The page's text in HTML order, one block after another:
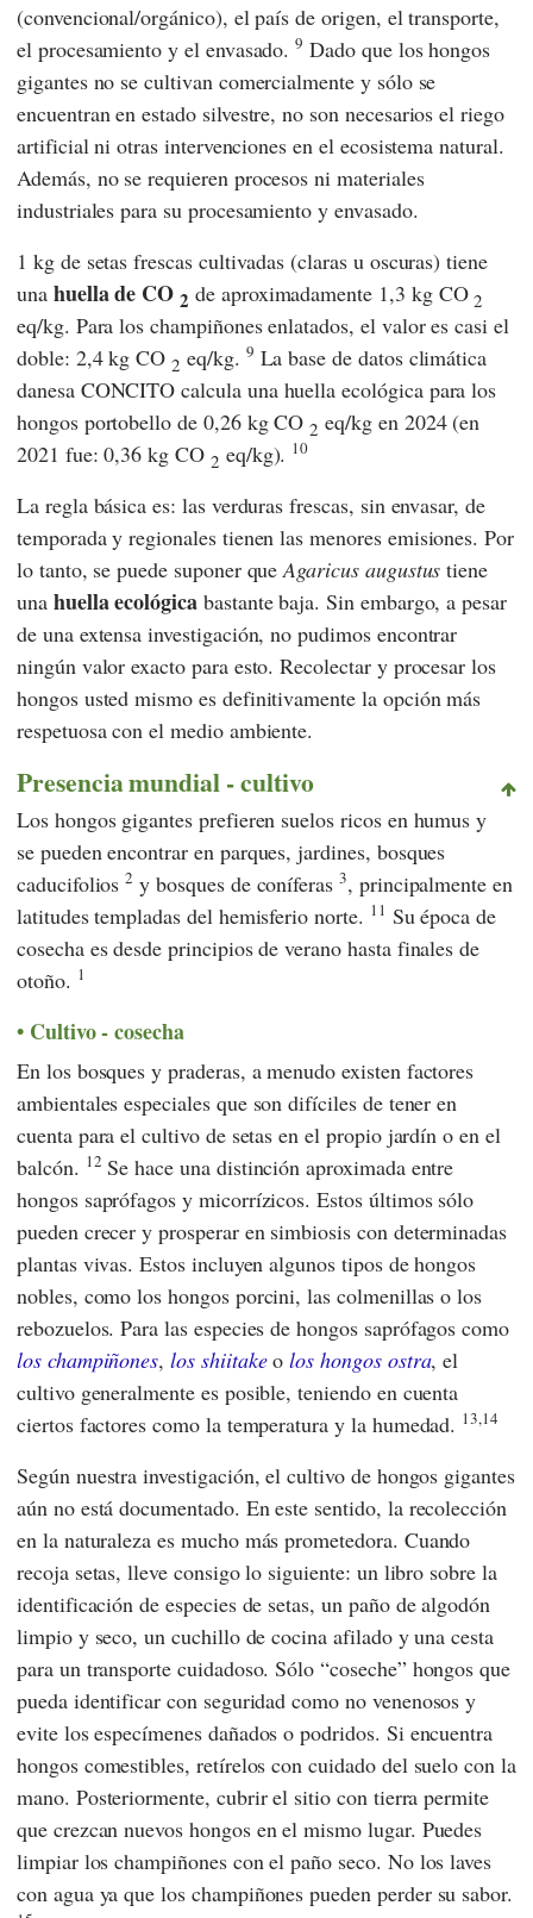
(convencional/orgánico), el país de origen, el transporte,
el procesamiento y el envasado.9 Dado que los hongos
gigantes no se cultivan comercialmente y sólo se
encuentran en estado silvestre, no son necesarios el riego
artificial ni otras intervenciones en el ecosistema natural.
Además, no se requieren procesos ni materiales
industriales para su procesamiento y envasado.
1 kg de setas frescas cultivadas (claras u oscuras) tiene
una huella de CO2 de aproximadamente 1,3 kg CO2
eq/kg. Para los champiñones enlatados, el valor es casi el
doble: 2,4 kg CO2 eq/kg. 9 La base de datos climática
danesa CONCITO calcula una huella ecológica para los
hongos portobello de 0,26 kg CO2 eq/kg en 2024 (en
2021 fue: 0,36 kg CO 2 eq/kg). 10
La regla básica es: las verduras frescas, sin envasar, de
temporada y regionales tienen las menores emisiones. Por
lo tanto, se puede suponer queAgaricus augustus tiene
una huella ecológicabastante baja. Sin embargo, a pesar
de una extensa investigación, no pudimos encontrar
ningún valor exacto para esto. Recolectar y procesar los
hongos usted mismo es definitivamente la opción más
respetuosa con el medio ambiente.
Presencia mundial - cultivo
Los hongos gigantes prefieren suelos ricos en humus y
se pueden encontrar en parques, jardines, bosques
caducifolios2 y bosques de coníferas 3, principalmente en
latitudes templadas del hemisferio norte. 11 Su época de
cosecha es desde principios de verano hasta finales de
otoño. 1
Cultivo - cosecha
En los bosques y praderas, a menudo existen factores
ambientales especiales que son difíciles de tener en
cuenta para el cultivo de setas en el propio jardín o en el
balcón. 12 Se hace una distinción aproximada entre
hongos saprófagos y micorrízicos. Estos últimos sólo
pueden crecer y prosperar en simbiosis con determinadas
plantas vivas. Estos incluyen algunos tipos de hongos
nobles, como los hongos porcini, las colmenillas o los
rebozuelos. Para las especies de hongos saprófagos como
los champiñones,los shiitakeolos hongos ostra, el
cultivo generalmente es posible, teniendo en cuenta
ciertos factores como la temperatura y la humedad. 13,14
Según nuestra investigación, el cultivo de hongos gigantes
aún no está documentado. En este sentido, la recolección
en la naturaleza es mucho más prometedora. Cuando
recoja setas, lleve consigo lo siguiente: un libro sobre la
identificación de especies de setas, un paño de algodón
limpio y seco, un cuchillo de cocina afilado y una cesta
para un transporte cuidadoso. Sólo “coseche” hongos que
pueda identificar con seguridad como no venenosos y
evite los especímenes dañados o podridos. Si encuentra
hongos comestibles, retírelos con cuidado del suelo con la
mano. Posteriormente, cubrir el sitio con tierra permite
que crezcan nuevos hongos en el mismo lugar. Puedes
limpiar los champiñones con el paño seco. No los laves
con agua ya que los champiñones pueden perder su sabor.